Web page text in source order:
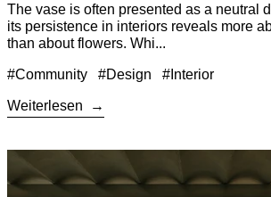
The vase is often presented as a neutral
its persistence in interiors reveals more
than about flowers. Whi...
#Community #Design #Interior
Weiterlesen
Weiterlesen: Industrial Design Wrapped: